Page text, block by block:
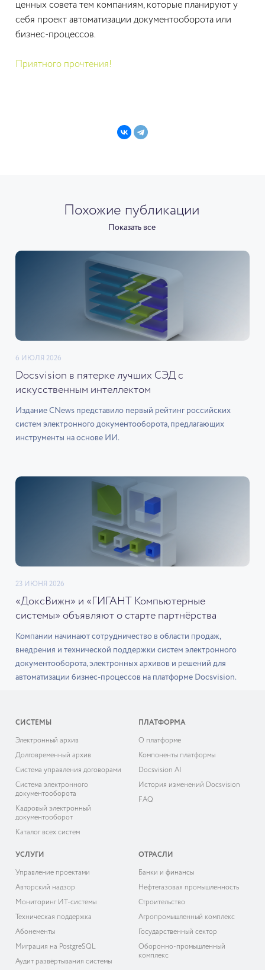
ценных совета тем компаниям, которые планируют у
себя проект автоматизации документооборота или
бизнес-процессов.
Приятного прочтения!
Похожие публикации
Показать все
6 ИЮЛЯ 2026
Docsvision в пятерке лучших СЭД с
искусственным интеллектом
Издание CNews представило первый рейтинг российских
систем электронного документооборота, предлагающих
инструменты на основе ИИ.
23 ИЮНЯ 2026
«ДоксВижн» и «ГИГАНТ Компьютерные
системы» объявляют о старте партнёрства
Компании начинают сотрудничество в области продаж,
внедрения и технической поддержки систем электронного
документооборота, электронных архивов и решений для
автоматизации бизнес-процессов на платформе Docsvision.
СИСТЕМЫ
Электронный архив
Долговременный архив
Система управления договорами
Система электронного
документооборота
Кадровый электронный
документооборот
Каталог всех систем
ПЛАТФОРМА
О платформе
Компоненты платформы
Docsvision AI
История изменений Docsvision
FAQ
УСЛУГИ
Управление проектами
Авторский надзор
Мониторинг ИТ-системы
Техническая поддержка
Абонементы
Миграция на PostgreSQL
Аудит развёртывания системы
ОТРАСЛИ
Банки и финансы
Нефтегазовая промышленность
Строительство
Агропромышленный комплекс
Государственный сектор
Оборонно-промышленный
комплекс